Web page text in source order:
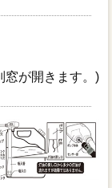
窓が開きます。)